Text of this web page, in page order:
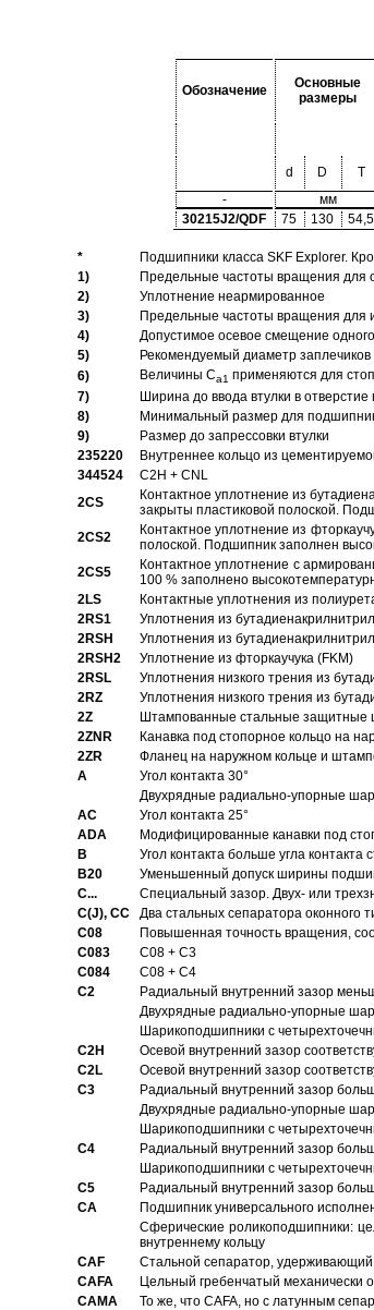
Обозначение
Основные
размеры
d
D T
- мм
30215J2/QDF
75 130 54,5
*
Подшипники класса SKF Explorer.
1)
Предельные частоты вращения для
2)
Уплотнение неармированное
3)
Предельные частоты вращения для
4)
Допустимое осевое смещение
5)
Рекомендуемый диаметр
6)
Величины Ca1 применяются для
7)
Ширина до ввода втулки в
8)
Минимальный размер для
9)
Размер до запрессовки втулки
235220
Внутреннее кольцо из
344524
C2H + CNL
2CS
Контактное уплотнение из
закрыты пластиковой полоской.
2CS2
Контактное уплотнение из
полоской. Подшипник заполнен
2CS5
Контактное уплотнение с
100 % заполнено
2LS
Контактные уплотнения из
2RS1
Уплотнения из
2RSH
Уплотнения из
2RSH2
Уплотнение из фторкаучука (FKM)
2RSL
Уплотнения низкого трения из
2RZ
Уплотнения низкого трения из
2Z
Штампованные стальные защитные
2ZNR
Канавка под стопорное кольцо на
2ZR
Фланец на наружном кольце и
A
Угол контакта 30°
Двухрядные радиально-упорные
AC
Угол контакта 25°
ADA
Модифицированные канавки под
B
Угол контакта больше угла контакта
B20
Уменьшенный допуск ширины
C...
Специальный зазор. Двух- или
C(J), CC
Два стальных сепаратора оконного
C08
Повышенная точность вращения,
C083
C08 + C3
C084
C08 + C4
C2
Pадиальный внутренний зазор
Двухрядные радиально-упорные
Шарикоподшипники с
C2H
Осевой внутренний зазор
C2L
Осевой внутренний зазор
C3
Pадиальный внутренний зазор
Двухрядные радиально-упорные
Шарикоподшипники с
C4
Pадиальный внутренний зазор
Шарикоподшипники с
C5
Pадиальный внутренний зазор
CA
Подшипник универсального
Сферические роликоподшипники:
внутреннему кольцу
CAF
Стальной сепаратор,
CAFA
Цельный гребенчатый механически
CAMA
То же, что CAFA, но с латунным